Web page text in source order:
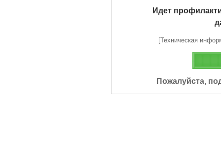
Идет
[Техническая
Пожалуйста,